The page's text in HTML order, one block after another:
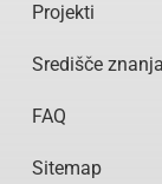
Projekti
Središče znanja
FAQ
Sitemap